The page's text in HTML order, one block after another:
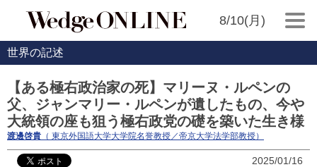
8/10(月)
世界の記述
【ある極右政治家の死】マリーヌ・ルペンの
父、ジャンマリー・ルペンが遺したもの、今や
大統領の座も狙う極右政党の礎を築いた生き様
渡邊啓貴 （ 東京外国語大学大学院名誉教授／帝京大学法学部教授）
2025/01/16